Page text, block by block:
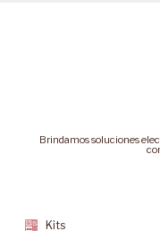
Brindamos soluciones
Kits